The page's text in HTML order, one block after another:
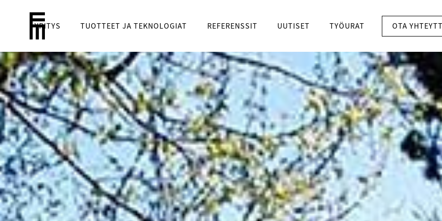
YRITYS TUOTTEET JA TEKNOLOGIAT REFERENSSIT UUTISET TYÖURAT OTA